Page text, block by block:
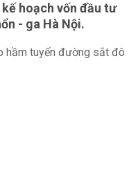
hoạch vốn đầu tư
- ga Hà Nội.
hầm tuyến đường sắt đô